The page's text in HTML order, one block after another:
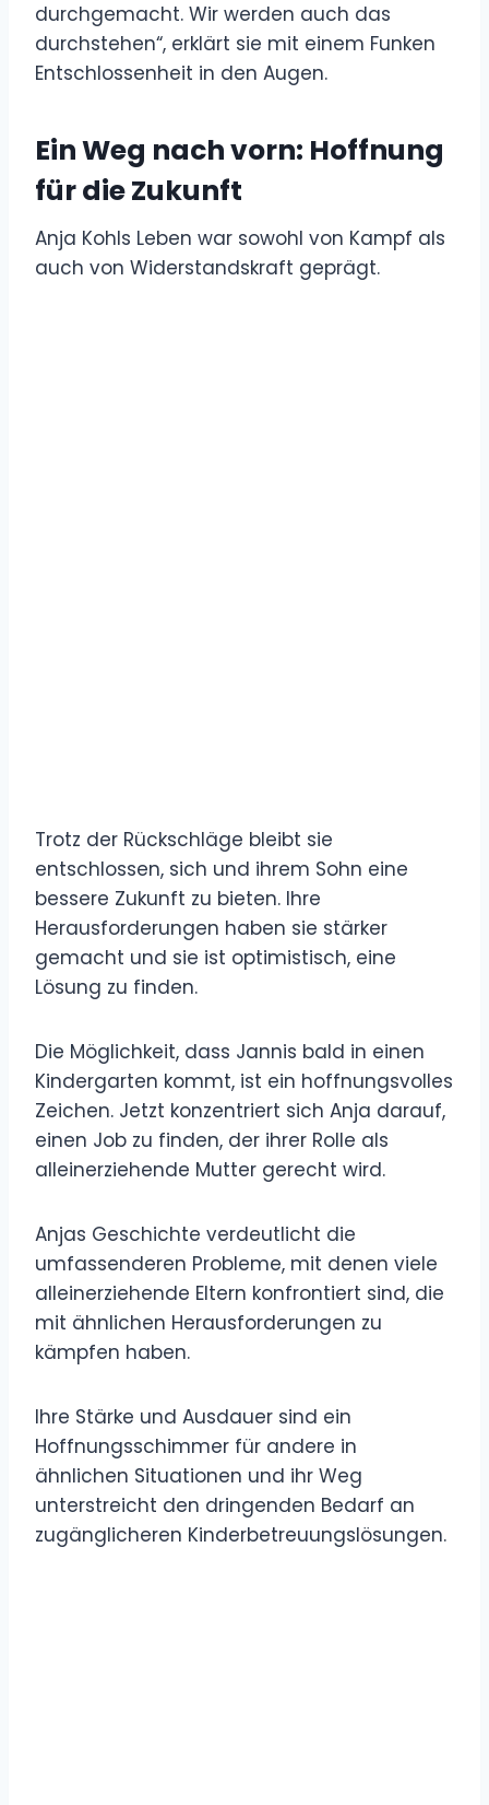
durchgemacht. Wir werden auch das
durchstehen“, erklärt sie mit einem Funken
Entschlossenheit in den Augen.
Ein Weg nach vorn: Hoffnung
für die Zukunft
Anja Kohls Leben war sowohl von Kampf als
auch von Widerstandskraft geprägt.
Trotz der Rückschläge bleibt sie
entschlossen, sich und ihrem Sohn eine
bessere Zukunft zu bieten. Ihre
Herausforderungen haben sie stärker
gemacht und sie ist optimistisch, eine
Lösung zu finden.
Die Möglichkeit, dass Jannis bald in einen
Kindergarten kommt, ist ein hoffnungsvolles
Zeichen. Jetzt konzentriert sich Anja darauf,
einen Job zu finden, der ihrer Rolle als
alleinerziehende Mutter gerecht wird.
Anjas Geschichte verdeutlicht die
umfassenderen Probleme, mit denen viele
alleinerziehende Eltern konfrontiert sind, die
mit ähnlichen Herausforderungen zu
kämpfen haben.
Ihre Stärke und Ausdauer sind ein
Hoffnungsschimmer für andere in
ähnlichen Situationen und ihr Weg
unterstreicht den dringenden Bedarf an
zugänglicheren Kinderbetreuungslösungen.